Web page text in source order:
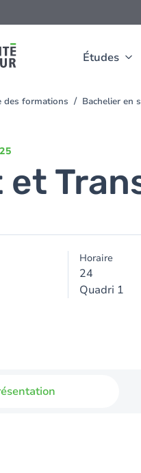
Études
des formations Bachelier en
et
Horaire
24
Quadri 1